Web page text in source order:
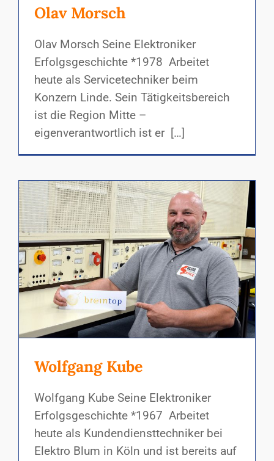
Olav Morsch
Olav Morsch Seine Elektroniker
Erfolgsgeschichte *1978 Arbeitet
heute als Servicetechniker beim
Konzern Linde. Sein Tätigkeitsbereich
ist die Region Mitte –
eigenverantwortlich ist er […]
Wolfgang Kube
Wolfgang Kube Seine Elektroniker
Erfolgsgeschichte *1967 Arbeitet
heute als Kundendiensttechniker bei
Elektro Blum in Köln und ist bereits auf